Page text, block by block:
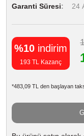
Garanti Süresi
24
%10 indirim
193 TL Kazanç
*483,09 TL den başlayan